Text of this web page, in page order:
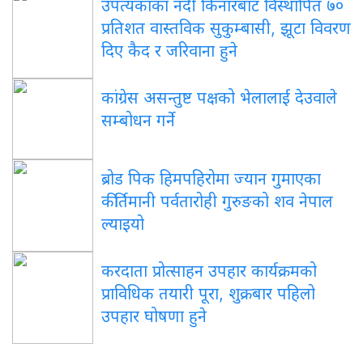
उपत्यकाका नदी किनारबाट विस्थापित ७०
प्रतिशत वास्तविक सुकुम्बासी, झूटा विवरण
दिए कैद र जरिवाना हुने
कांग्रेस असन्तुष्ट पक्षको भेलालाई देउवाले
सम्बोधन गर्ने
ब्रोड पिक हिमपहिरोमा ज्यान गुमाएका
कीर्तिमानी पर्वतारोही गुरुङको शव नेपाल
ल्याइयो
करदाता प्रोत्साहन उपहार कार्यक्रमको
प्राविधिक तयारी पूरा, शुक्रबार पहिलो
उपहार घोषणा हुने